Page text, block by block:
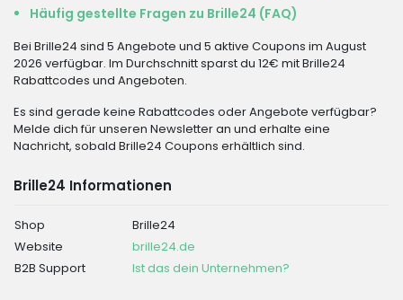
Häufig gestellte Fragen zu Brille24 (FAQ)
Bei Brille24 sind 5 Angebote und 5 aktive Coupons im August
2026 verfügbar. Im Durchschnitt sparst du 12€ mit Brille24
Rabattcodes und Angeboten.
Es sind gerade keine Rabattcodes oder Angebote verfügbar?
Melde dich für unseren Newsletter an und erhalte eine
Nachricht, sobald Brille24 Coupons erhältlich sind.
Brille24 Informationen
Shop
Brille24
Website
brille24.de
B2B Support
Ist das dein Unternehmen?